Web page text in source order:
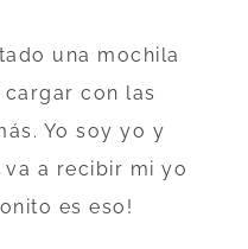
una mochila
con las
Yo soy yo y
a recibir mi yo
es eso!